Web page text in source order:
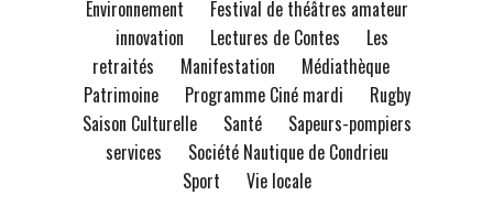
Environnement
Festival de théâtres amateur
innovation
Lectures de Contes
Les
retraités
Manifestation
Médiathèque
Patrimoine
Programme Ciné mardi
Rugby
Saison Culturelle
Santé
Sapeurs-pompiers
services
Société Nautique de Condrieu
Sport
Vie locale